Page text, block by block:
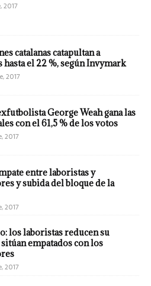
2017
catalanas catapultan a
hasta el 22 %, según Invymark
2017
George Weah gana las
con el 61,5 % de los votos
2017
entre laboristas y
y subida del bloque de la
2017
los laboristas reducen su
sitúan empatados con los
2017